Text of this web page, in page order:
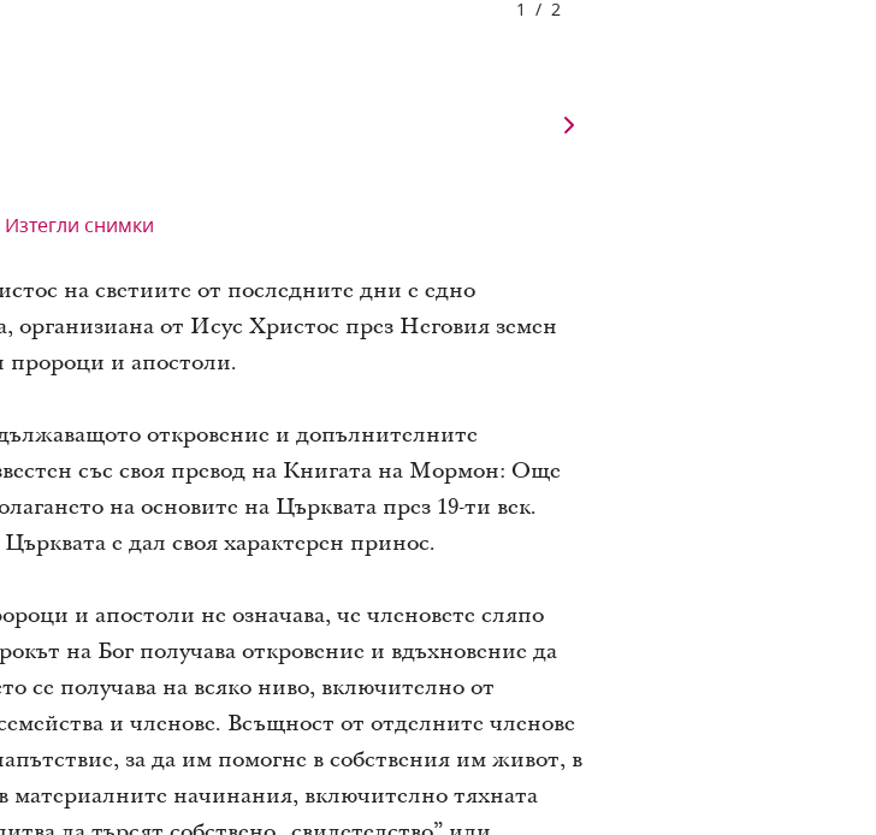
1 / 2
Изтегли снимки
на светиите от последните дни е едно
организиана от Исус Христос през Неговия земен
пророци и апостоли.
откровение и допълнителните
със своя превод на Книгата на Мормон: Още
на основите на Църквата през 19-ти век.
е дал своя характерен принос.
и апостоли не означава, че членовете сляпо
на Бог получава откровение и вдъхновение да
се получава на всяко ниво, включително от
и членове. Всъщност от отделните членове
за да им помогне в собствения им живот, в
материалните начинания, включително тяхната